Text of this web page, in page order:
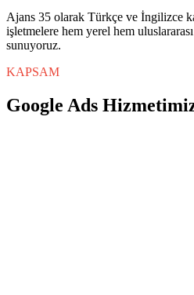
Ajans 35 olarak Türkçe ve İngilizce
işletmelere hem yerel hem
sunuyoruz.
KAPSAM
Google Ads